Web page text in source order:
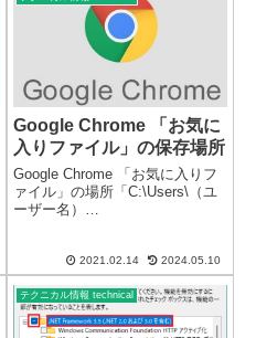
Tool」のよ...
Google Chrome 「お気に
入りファイル」の保存場所
Google Chrome 「お気に入りフ
ァイル」の場所「C:\Users\（ユ
ーザー名）
「%LOCALAPPDATA%\Google\
C...
2021.02.14 2024.05.10
テクニカル情報 technical